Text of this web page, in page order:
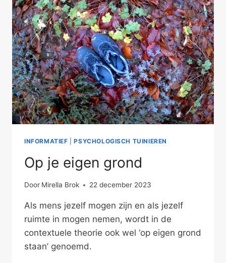
INFORMATIEF |PSYCHOLOGISCH TUINIEREN
Op je eigen grond
Door Mirella Brok 22 december 2023
Als mens jezelf mogen zijn en als jezelf
ruimte in mogen nemen, wordt in de
contextuele theorie ook wel ‘op eigen grond
staan’ genoemd.